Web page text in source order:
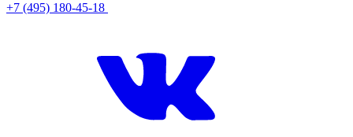
+7 (495) 180-45-18